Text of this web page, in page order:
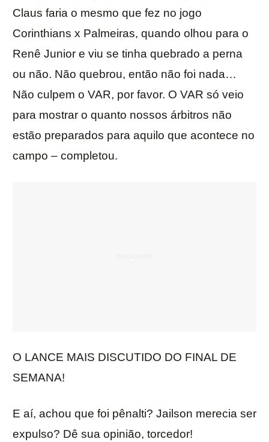
Claus faria o mesmo que fez no jogo
Corinthians x Palmeiras, quando olhou para o
Renê Junior e viu se tinha quebrado a perna
ou não. Não quebrou, então não foi nada…
Não culpem o VAR, por favor. O VAR só veio
para mostrar o quanto nossos árbitros não
estão preparados para aquilo que acontece no
campo – completou.
O LANCE MAIS DISCUTIDO DO FINAL DE
SEMANA!
E aí, achou que foi pênalti? Jailson merecia ser
expulso? Dê sua opinião, torcedor!